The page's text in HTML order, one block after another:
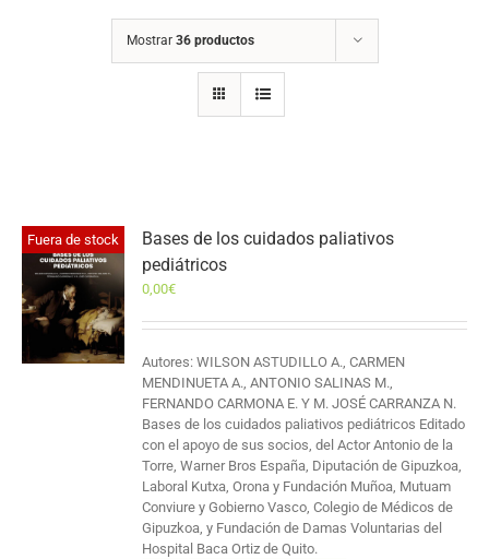
Mostrar 36 productos
Fuera de stock
Bases de los cuidados paliativos
pediátricos
0,00€
Autores: WILSON ASTUDILLO A., CARMEN
MENDINUETA A., ANTONIO SALINAS M.,
FERNANDO CARMONA E. Y M. JOSÉ CARRANZA N.
Bases de los cuidados paliativos pediátricos Editado
con el apoyo de sus socios, del Actor Antonio de la
Torre, Warner Bros España, Diputación de Gipuzkoa,
Laboral Kutxa, Orona y Fundación Muñoa, Mutuam
Conviure y Gobierno Vasco, Colegio de Médicos de
Gipuzkoa, y Fundación de Damas Voluntarias del
Hospital Baca Ortiz de Quito.